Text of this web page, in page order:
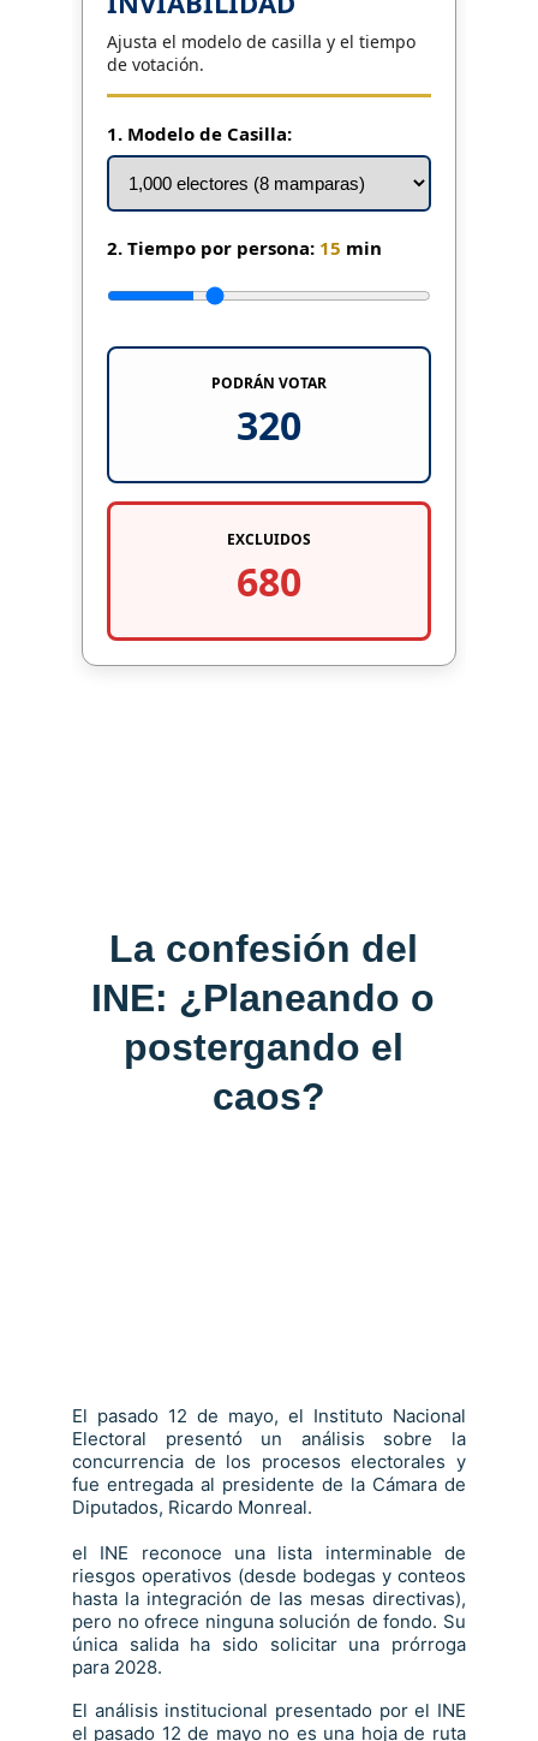
La confesión del
INE: ¿Planeando o
postergando el
caos?
El pasado 12 de mayo, el Instituto Nacional
Electoral presentó un análisis sobre la
concurrencia de los procesos electorales y
fue entregada al presidente de la Cámara de
Diputados, Ricardo Monreal.
el INE reconoce una lista interminable de
riesgos operativos (desde bodegas y conteos
hasta la integración de las mesas directivas),
pero no ofrece ninguna solución de fondo. Su
única salida ha sido solicitar una prórroga
para 2028.
El análisis institucional presentado por el INE
el pasado 12 de mayo no es una hoja de ruta